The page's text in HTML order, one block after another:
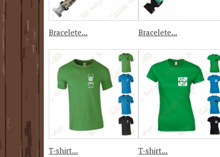
Bracelete... Bracelete...
T-shirt... T-shirt...